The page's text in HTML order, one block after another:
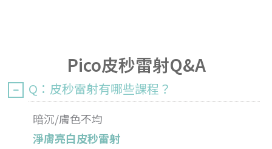
Pico皮秒雷射Q&A
Q：皮秒雷射有哪些課程？
暗沉/膚色不均
淨膚亮白皮秒雷射